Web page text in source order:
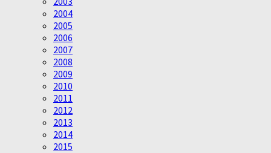
2004
2005
2006
2007
2008
2009
2010
2011
2012
2013
2014
2015